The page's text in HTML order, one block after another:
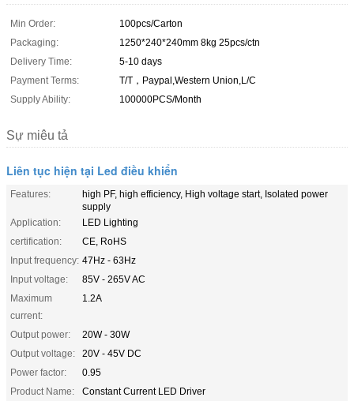
Min Order:
100pcs/Carton
Packaging:
1250*240*240mm 8kg 25pcs/ctn
Delivery Time:
5-10 days
Payment Terms:
T/T，Paypal,Western Union,L/C
Supply Ability:
100000PCS/Month
Sự miêu tả
Liên tục hiện tại Led điều khiển
Features:
high PF, high efficiency, High voltage start, Isolated power
supply
Application:
LED Lighting
certification:
CE, RoHS
Input frequency: 47Hz - 63Hz
Input voltage:
85V - 265V AC
Maximum
current:
1.2A
Output power:
20W - 30W
Output voltage:
20V - 45V DC
Power factor:
0.95
Product Name:
Constant Current LED Driver